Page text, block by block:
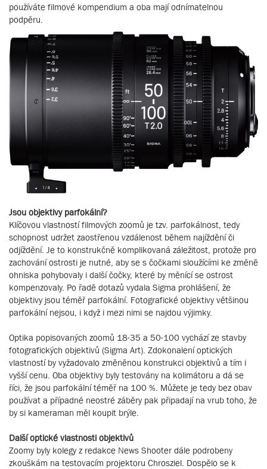
používáte filmové kompendium a oba mají odnímatelnou
podpěru.
Jsou objektivy parfokální?
Klíčovou vlastností filmových zoomů je tzv. parfokálnost, tedy
schopnost udržet zaostřenou vzdálenost během najíždění či
odjíždění. Je to konstrukčně komplikovaná záležitost, protože pro
zachování ostrosti je nutné, aby se s čočkami sloužícími ke změně
ohniska pohybovaly i další čočky, které by měnící se ostrost
kompenzovaly. Po řadě dotazů vydala Sigma prohlášení, že
objektivy jsou téměř parfokální. Fotografické objektivy většinou
parfokální nejsou, i když i mezi nimi se najdou výjimky.
Optika popisovaných zoomů 18-35 a 50-100 vychází ze stavby
fotografických objektivů (Sigma Art). Zdokonalení optických
vlastností by vyžadovalo změněnou konstrukci objektivů a tím i
vyšší cenu. Oba objektivy byly testovány na kolimátoru a dá se
říci, že jsou parfokální téměř na 100 %. Můžete je tedy bez obav
používat a případné neostré záběry pak připadají na vrub toho, že
by si kameraman měl koupit brýle.
Další optické vlastnosti objektivů
Zoomy byly kolegy z redakce News Shooter dále podrobeny
zkouškám na testovacím projektoru Chrosziel. Dospělo se k